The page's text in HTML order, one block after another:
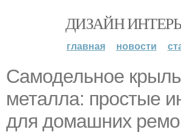
ДИЗАЙН
главная новости
Самодельное
металла: простые
для домашних